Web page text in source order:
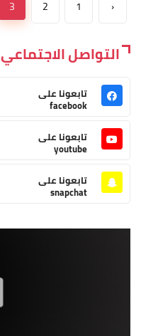
‹
1
2
3
التواصل الاجتماعي
تابعونا على
facebook
تابعونا على
youtube
تابعونا على
snapchat